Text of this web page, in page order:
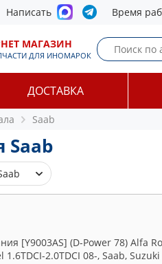
Написать Время
МАГАЗИН
ДЛЯ ИНОМАРОК
ДОСТАВКА
Saab
Saab
[Y9003AS] (D-Power 78) Alfa
2.0TDCI 08-, Saab, Suzuki